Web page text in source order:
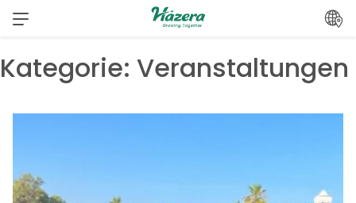
Zum
Inhalt
Kategorie: Veranstaltungen